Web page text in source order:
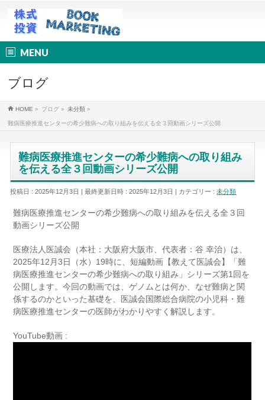
MENU
ブログ
HOME » ブログ » 未分類 »
難病医療推進センターの希少難病への取り組みを伝える全３回動画シリーズ公開
難病医療推進センターの希少難病への取り組み
を伝える全３回動画シリーズ公開
投稿日 : 2025年12月3日 最終更新日時 : 2025年12月3日 カテゴリー :未分類
難病医療推進センターの希少難病への取り組みを伝える全３回
動画シリーズ公開
医療法人医誠会（本社：大阪府大阪市、代表者：谷 幸治）は、
2025年12月3日（水）19時に、短編動画【教えて医誠会】「難
病医療推進センターの希少難病への取り組み」シリーズ第1回を
公開します。今回の動画では、ゲノムとは何か、なぜ難病と関
係するのかといった基礎を、医誠会国際総合病院の小児科・難
病医療推進センターの医師がわかりやすく解説します。
YouTube動画 :